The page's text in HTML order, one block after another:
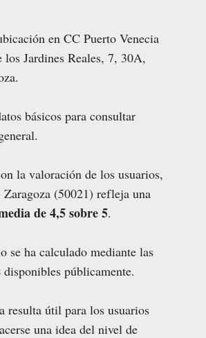
en CC Puerto Venecia
los Jardines Reales, 7, 30A,
básicos para consultar
la valoración de los usuarios,
(50021) refleja una
de 4,5 sobre 5.
se ha calculado mediante las
disponibles públicamente.
resulta útil para los usuarios
una idea del nivel de